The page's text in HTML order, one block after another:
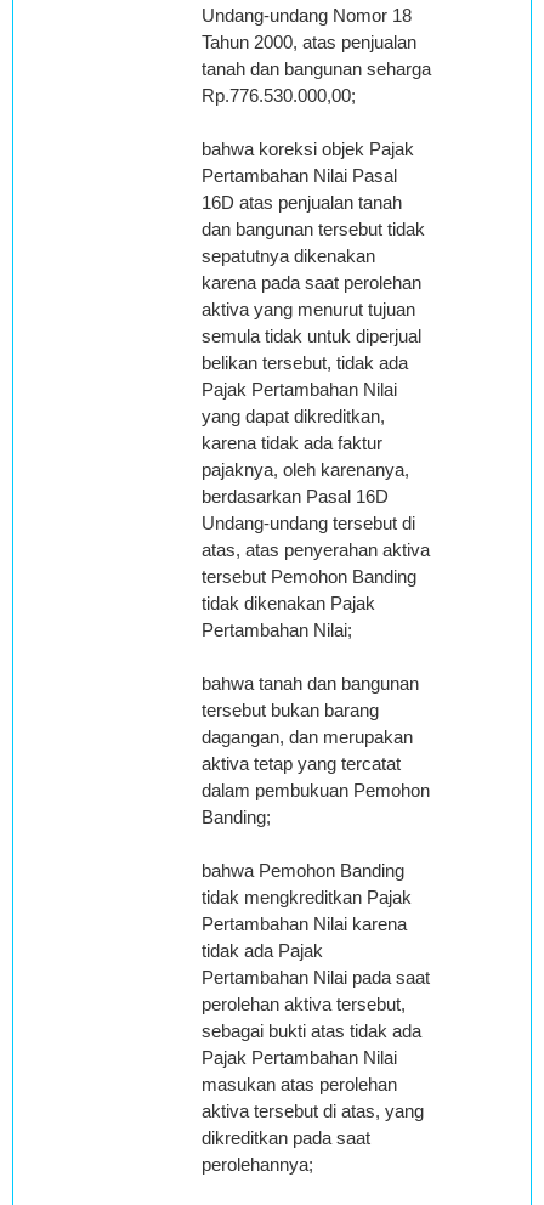
Undang-undang Nomor 18
Tahun 2000, atas penjualan
tanah dan bangunan seharga
Rp.776.530.000,00;
bahwa koreksi objek Pajak
Pertambahan Nilai Pasal
16D atas penjualan tanah
dan bangunan tersebut tidak
sepatutnya dikenakan
karena pada saat perolehan
aktiva yang menurut tujuan
semula tidak untuk diperjual
belikan tersebut, tidak ada
Pajak Pertambahan Nilai
yang dapat dikreditkan,
karena tidak ada faktur
pajaknya, oleh karenanya,
berdasarkan Pasal 16D
Undang-undang tersebut di
atas, atas penyerahan aktiva
tersebut Pemohon Banding
tidak dikenakan Pajak
Pertambahan Nilai;
bahwa tanah dan bangunan
tersebut bukan barang
dagangan, dan merupakan
aktiva tetap yang tercatat
dalam pembukuan Pemohon
Banding;
bahwa Pemohon Banding
tidak mengkreditkan Pajak
Pertambahan Nilai karena
tidak ada Pajak
Pertambahan Nilai pada saat
perolehan aktiva tersebut,
sebagai bukti atas tidak ada
Pajak Pertambahan Nilai
masukan atas perolehan
aktiva tersebut di atas, yang
dikreditkan pada saat
perolehannya;